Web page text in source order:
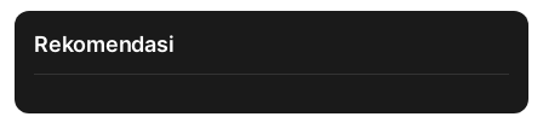
Rekomendasi